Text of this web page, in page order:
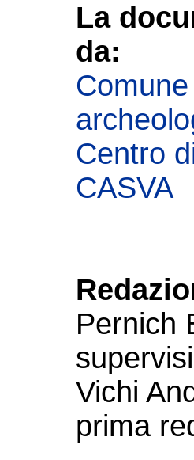
La
da:
Centro
CASVA
Pernich
Vichi
prima